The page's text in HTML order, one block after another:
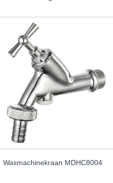
Wasmachinekraan MDHC8004